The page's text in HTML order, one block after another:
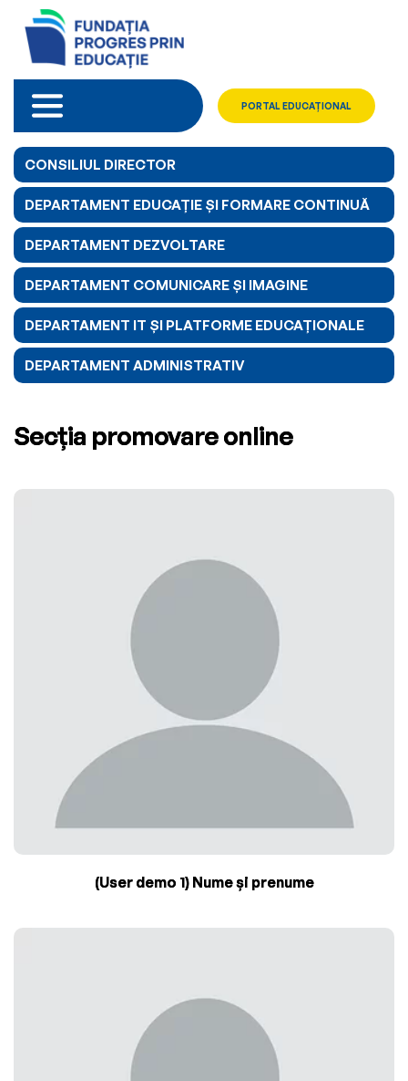
PORTAL EDUCAȚIONAL
CONSILIUL DIRECTOR
DEPARTAMENT EDUCAȚIE ȘI FORMARE CONTINUĂ
DEPARTAMENT DEZVOLTARE
DEPARTAMENT COMUNICARE ȘI IMAGINE
DEPARTAMENT IT ȘI PLATFORME EDUCAȚIONALE
DEPARTAMENT ADMINISTRATIV
Secția promovare online
(User demo 1) Nume și prenume